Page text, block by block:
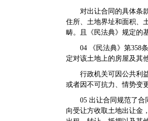
对出让合同的具体条
住所、土地界址和面积、
畴。且《民法典》规定的
04
《民法典》第358
定对该土地上的房屋及其
行政机关可因公共利
或者因不可抗力、情势变
05 出让合同规范了合
向受让方收取土地出让金